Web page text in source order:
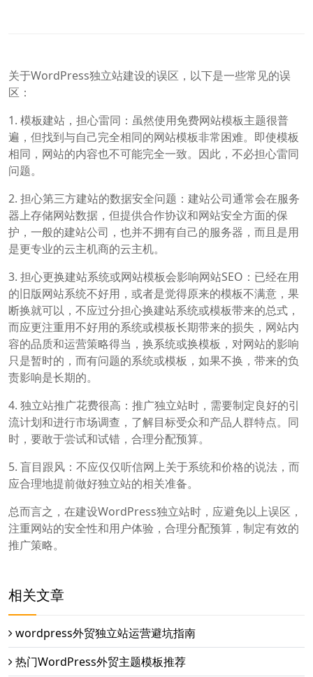
关于WordPress独立站建设的误区，以下是一些常见的误
区：
1. 模板建站，担心雷同：虽然使用免费网站模板主题很普
遍，但找到与自己完全相同的网站模板非常困难。即使模板
相同，网站的内容也不可能完全一致。因此，不必担心雷同
问题。
2. 担心第三方建站的数据安全问题：建站公司通常会在服务
器上存储网站数据，但提供合作协议和网站安全方面的保
护，一般的建站公司，也并不拥有自己的服务器，而且是用
是更专业的云主机商的云主机。
3. 担心更换建站系统或网站模板会影响网站SEO：已经在用
的旧版网站系统不好用，或者是觉得原来的模板不满意，果
断换就可以，不应过分担心换建站系统或模板带来的总式，
而应更注重用不好用的系统或模板长期带来的损失，网站内
容的品质和运营策略得当，换系统或换模板，对网站的影响
只是暂时的，而有问题的系统或模板，如果不换，带来的负
责影响是长期的。
4. 独立站推广花费很高：推广独立站时，需要制定良好的引
流计划和进行市场调查，了解目标受众和产品人群特点。同
时，要敢于尝试和试错，合理分配预算。
5. 盲目跟风：不应仅仅听信网上关于系统和价格的说法，而
应合理地提前做好独立站的相关准备。
总而言之，在建设WordPress独立站时，应避免以上误区，
注重网站的安全性和用户体验，合理分配预算，制定有效的
推广策略。
相关文章
wordpress外贸独立站运营避坑指南
热门WordPress外贸主题模板推荐